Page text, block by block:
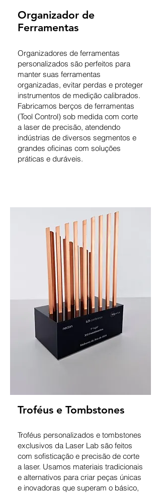
Organizador de
Ferramentas
Organizadores de ferramentas
personalizados são perfeitos para
manter suas ferramentas
organizadas, evitar perdas e proteger
instrumentos de medição calibrados.
Fabricamos berços de ferramentas
(Tool Control) sob medida com corte
a laser de precisão, atendendo
indústrias de diversos segmentos e
grandes oficinas com soluções
práticas e duráveis.
Troféus e Tombstones
Troféus personalizados e tombstones
exclusivos da Laser Lab são feitos
com sofisticação e precisão de corte
a laser. Usamos materiais tradicionais
e alternativos para criar peças únicas
e inovadoras que superam o básico,